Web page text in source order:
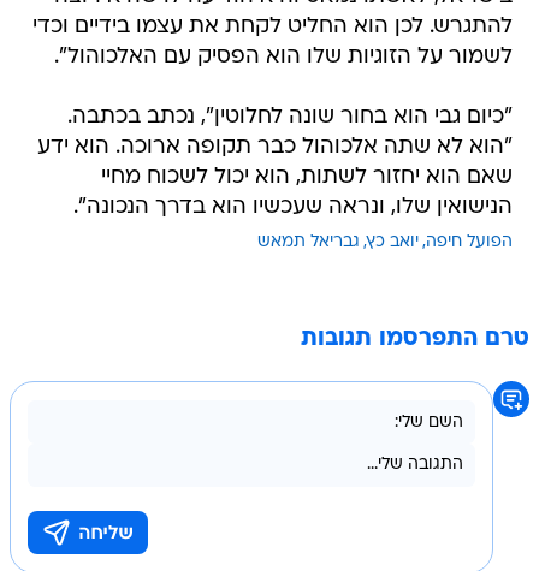
להתגרש. לכן הוא החליט לקחת את עצמו בידיים וכדי
לשמור על הזוגיות שלו הוא הפסיק עם האלכוהול".
"כיום גבי הוא בחור שונה לחלוטין", נכתב בכתבה.
"הוא לא שתה אלכוהול כבר תקופה ארוכה. הוא ידע
שאם הוא יחזור לשתות, הוא יכול לשכוח מחיי
הנישואין שלו, ונראה שעכשיו הוא בדרך הנכונה".
הפועל חיפה יואב כץ גבריאל תמאש
טרם התפרסמו תגובות